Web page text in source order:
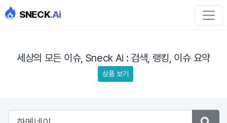
SNECK.Ai
세상의 모든 이슈, Sneck Ai : 검색, 랭킹, 이슈 요약
상품 보기